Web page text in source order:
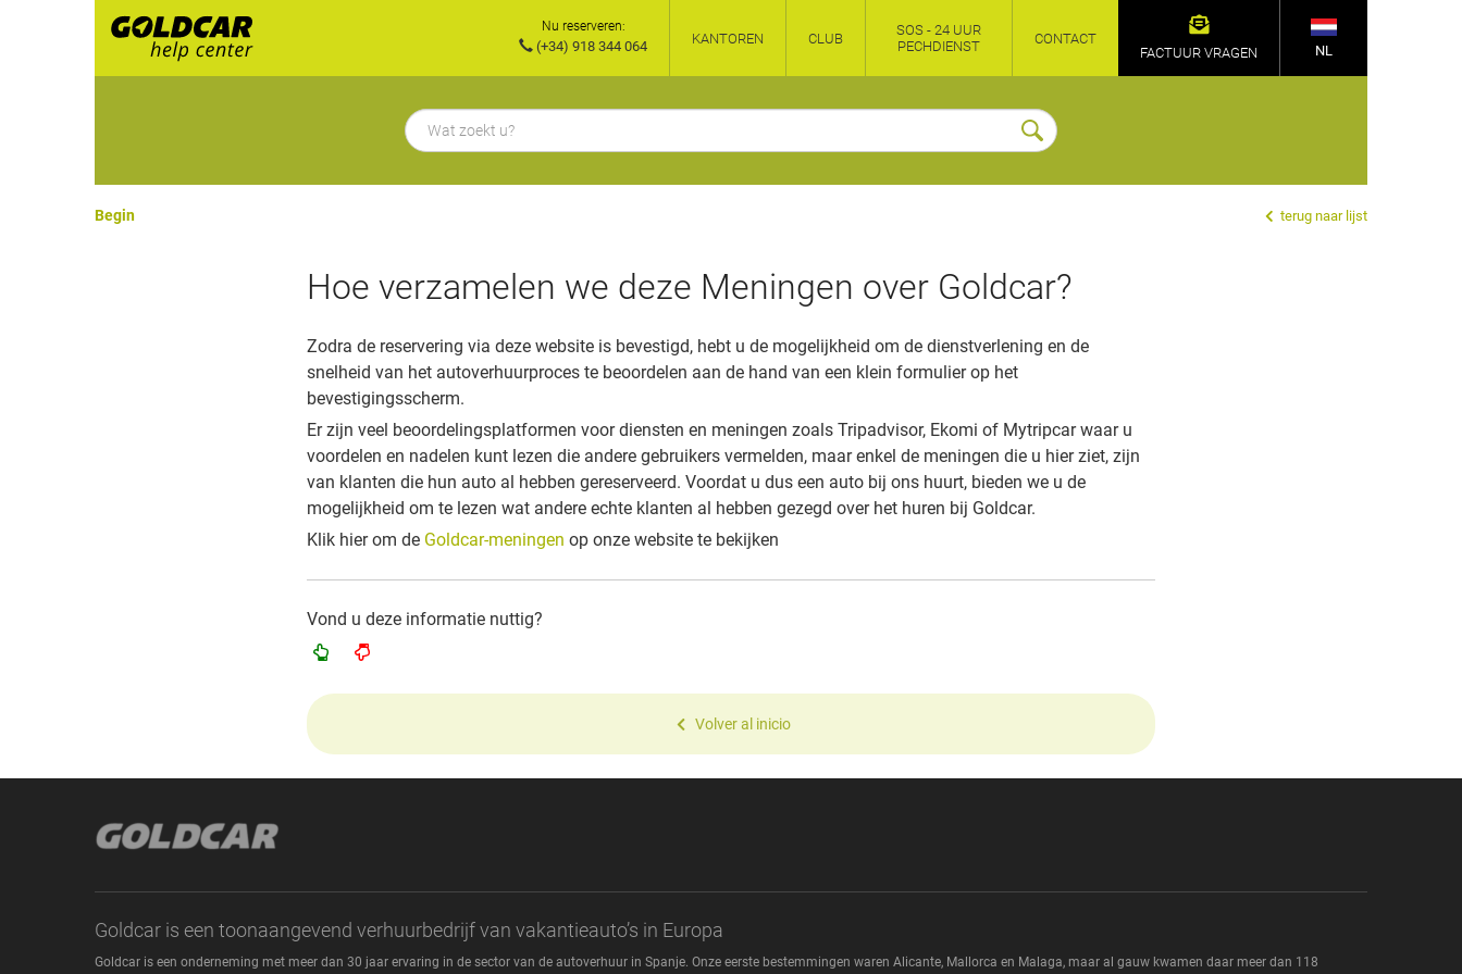
Nu reserveren:
(+34) 918 344 064 KANTOREN CLUB
SOS - 24 UUR
PECHDIENST
CONTACT
FACTUUR VRAGEN
NL
Begin terug naar lijst
Hoe verzamelen we deze Meningen over Goldcar?
Zodra de reservering via deze website is bevestigd, hebt u de mogelijkheid om de dienstverlening en de
snelheid van het autoverhuurproces te beoordelen aan de hand van een klein formulier op het
bevestigingsscherm.
Er zijn veel beoordelingsplatformen voor diensten en meningen zoals Tripadvisor, Ekomi of Mytripcar waar u
voordelen en nadelen kunt lezen die andere gebruikers vermelden, maar enkel de meningen die u hier ziet, zijn
van klanten die hun auto al hebben gereserveerd. Voordat u dus een auto bij ons huurt, bieden we u de
mogelijkheid om te lezen wat andere echte klanten al hebben gezegd over het huren bij Goldcar.
Klik hier om de Goldcar-meningen op onze website te bekijken
Vond u deze informatie nuttig?
Volver al inicio
Goldcar is een toonaangevend verhuurbedrijf van vakantieauto’s in Europa
Goldcar is een onderneming met meer dan 30 jaar ervaring in de sector van de autoverhuur in Spanje. Onze eerste bestemmingen waren Alicante, Mallorca en Malaga, maar al gauw kwamen daar meer dan 118